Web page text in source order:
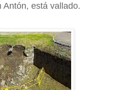
Antón, está vallado.